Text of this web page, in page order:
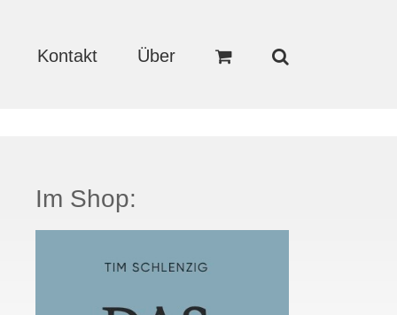
Kontakt Über
Im Shop: